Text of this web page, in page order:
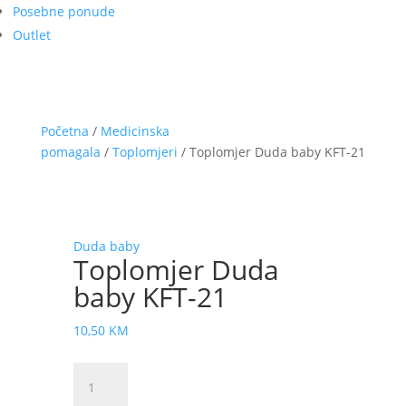
Posebne ponude
Outlet
Početna / Medicinska
pomagala / Toplomjeri / Toplomjer Duda baby KFT-21
Duda baby
Toplomjer Duda
baby KFT-21
10,50 KM
Duda